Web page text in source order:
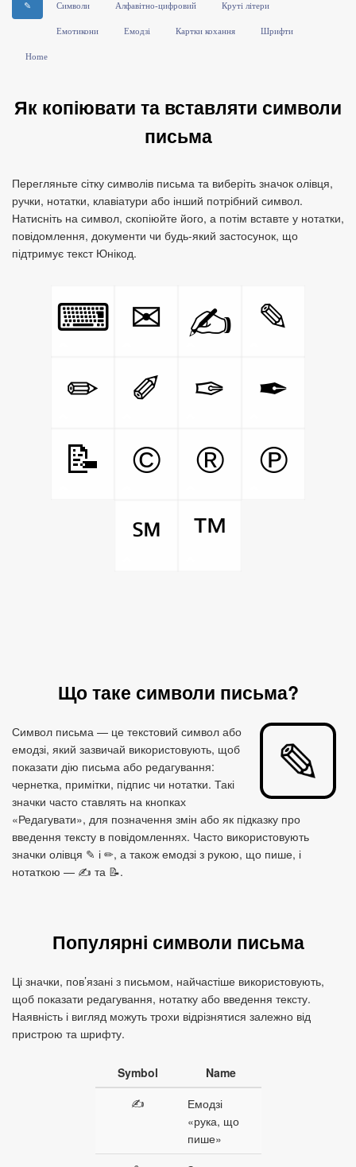
✎ Символи Алфавітно-цифровий Круті літери
Емотикони Емодзі Картки кохання Шрифти
Home
Як копіювати та вставляти символи
письма
Перегляньте сітку символів письма та виберіть значок олівця,
ручки, нотатки, клавіатури або інший потрібний символ.
Натисніть на символ, скопіюйте його, а потім вставте у нотатки,
повідомлення, документи чи будь-який застосунок, що
підтримує текст Юнікод.
⌨ ✉ ✍
✎
✏
✐ ✑
✒
📝
© ®
℗
℠
™
Що таке символи письма?
Символ письма — це текстовий символ або
емодзі, який зазвичай використовують, щоб
показати дію письма або редагування:
чернетка, примітки, підпис чи нотатки. Такі
значки часто ставлять на кнопках
«Редагувати», для позначення змін або як підказку про
введення тексту в повідомленнях. Часто використовують
значки олівця ✎ і ✏, а також емодзі з рукою, що пише, і
нотаткою — ✍ та 📝.
Популярні символи письма
Ці значки, пов’язані з письмом, найчастіше використовують,
щоб показати редагування, нотатку або введення тексту.
Наявність і вигляд можуть трохи відрізнятися залежно від
пристрою та шрифту.
Symbol
Name
✍
Емодзі
«рука, що
пише»